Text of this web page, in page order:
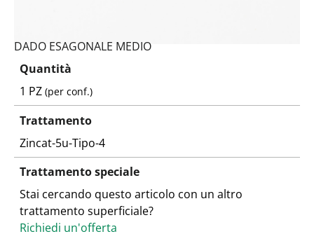
DADO ESAGONALE MEDIO
Quantità
1 PZ(per conf.)
Trattamento
Zincat-5u-Tipo-4
Trattamento speciale
Stai cercando questo articolo con un altro
trattamento superficiale?
Richiedi un'offerta